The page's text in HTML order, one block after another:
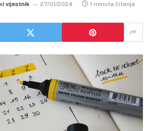
vijestnik 27/01/2024 1 minuta čitanja